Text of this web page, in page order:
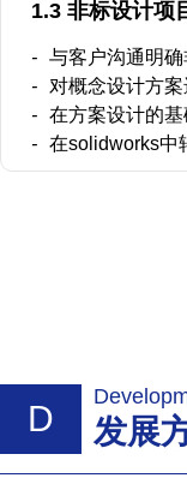
1.3 非标设计项
- 与客户沟通明
-
对概念设计方
- 在方案设计的
- 在solidworks中
D 发展